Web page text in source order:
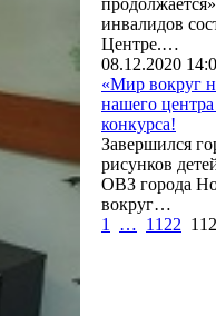
инвалидов
Центре.…
08.12.2020
«Мир вокруг
нашего
конкурса!
Завершился
рисунков
ОВЗ города
вокруг…
1
… 1122